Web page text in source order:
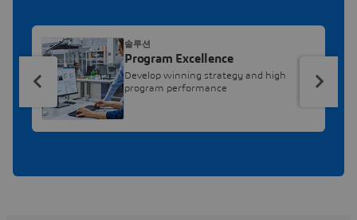
Program Excellence
Develop winning strategy and high
program performance
솔루션